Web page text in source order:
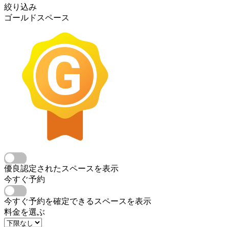
絞り込み
ゴールドスペース
優良認定されたスペースを表示
今すぐ予約
今すぐ予約を確定できるスペースを表示
料金を選ぶ